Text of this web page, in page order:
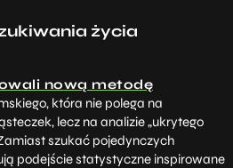
życia
nową metodę
która nie polega na
lecz na analizie „ukrytego
szukać pojedynczych
podejście statystyczne inspirowane